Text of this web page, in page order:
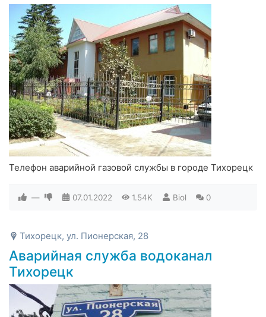
Телефон аварийной газовой службы в городе Тихорецк
— 07.01.2022 1.54K Biol 0
Тихорецк, ул. Пионерская, 28
Аварийная служба водоканал
Тихорецк